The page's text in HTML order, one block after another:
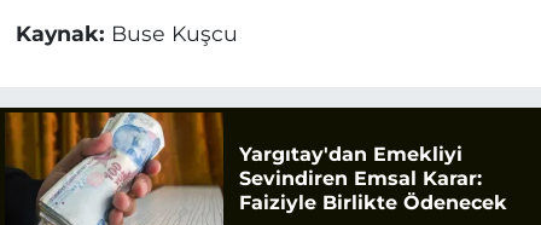
Kaynak: Buse Kuşcu
Yargıtay'dan Emekliyi
Sevindiren Emsal Karar:
Faiziyle Birlikte Ödenecek